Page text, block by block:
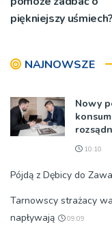
piękniejszy uśmiech?
NAJNOWSZE
Nowy
10:10
Pójdą z Dębicy do
Tarnowscy strażacy
napływają
09:09